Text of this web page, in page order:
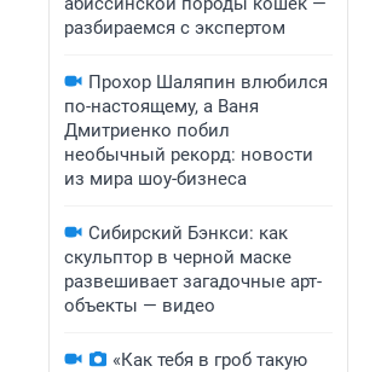
разбираемся с экспертом
Прохор Шаляпин влюбился
по-настоящему, а Ваня
Дмитриенко побил
необычный рекорд: новости
из мира шоу-бизнеса
Сибирский Бэнкси: как
скульптор в черной маске
развешивает загадочные арт-
объекты — видео
«Как тебя в гроб такую